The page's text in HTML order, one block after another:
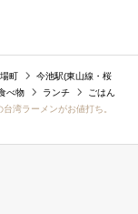
町
今池駅(東山線・桜
べ物 ランチ
ごはん
湾ラーメンがお値打ち。